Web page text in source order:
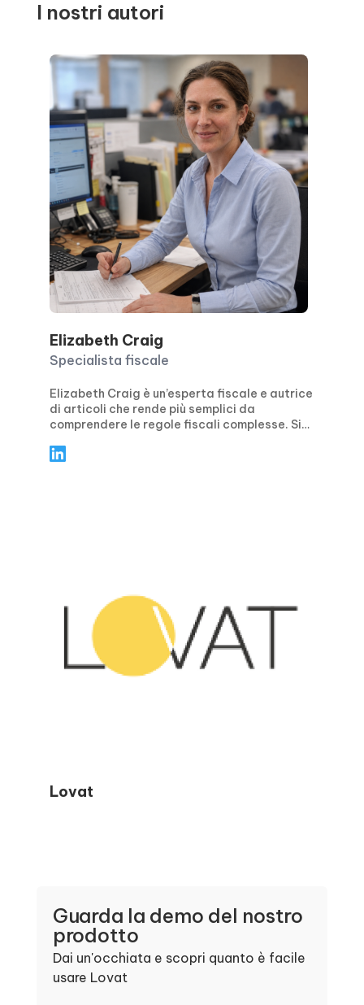
I nostri autori
Elizabeth Craig
Specialista fiscale
Elizabeth Craig è un’esperta fiscale e autrice
di articoli che rende più semplici da
comprendere le regole fiscali complesse. Si
per privati e aziende, trattando temi come la
Lovat
Guarda la demo del nostro
prodotto
Dai un'occhiata e scopri quanto è facile
usare Lovat